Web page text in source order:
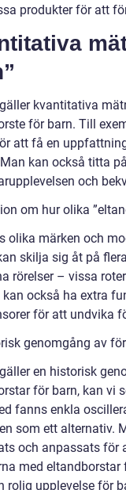
produkter för att
kvantitativa
för barn. Till
att få en
kan också titta
och
om hur olika
olika märken och
skilja sig åt på
rörelser – vissa
också ha extra
för att undvika
genomgång av
en historisk
för barn, kan vi
fanns enkla
som ett alternativ.
och anpassats för
med
rolig upplevelse för